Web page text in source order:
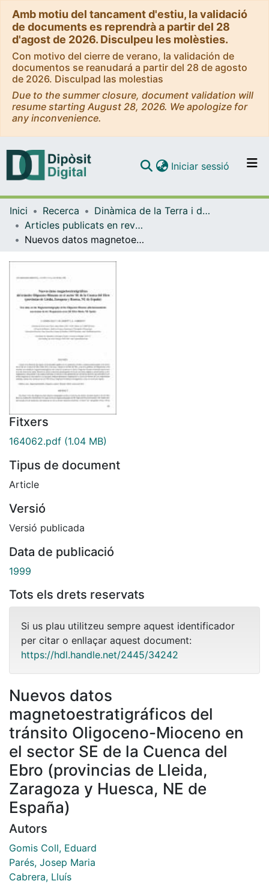
Amb motiu del tancament d'estiu, la validació
de documents es reprendrà a partir del 28
d'agost de 2026. Disculpeu les molèsties.
Con motivo del cierre de verano, la validación de
documentos se reanudará a partir del 28 de agosto
de 2026. Disculpad las molestias
Due to the summer closure, document validation will
resume starting August 28, 2026. We apologize for
any inconvenience.
Navega per tot el DD
Iniciar sessió (current)
Inici Recerca
Dinàmica de la Terra i de l'Oceà
Articles publicats en revistes (Dinàmica de la Terra i l'Oceà)
Nuevos datos magnetoestratigráficos del tránsito Oligoceno-Mioceno en el sector SE de la Cuenca del Ebro (provincias de Lleida, Zaragoza y Huesca, NE de España)
Fitxers
164062.pdf (1.04 MB)
Tipus de document
Article
Versió
Versió publicada
Data de publicació
1999
Tots els drets reservats
Si us plau utilitzeu sempre aquest identificador
per citar o enllaçar aquest document:
https://hdl.handle.net/2445/34242
Nuevos datos
magnetoestratigráficos del
tránsito Oligoceno-Mioceno en
el sector SE de la Cuenca del
Ebro (provincias de Lleida,
Zaragoza y Huesca, NE de
España)
Autors
Gomis Coll, Eduard
Parés, Josep Maria
Cabrera, Lluís